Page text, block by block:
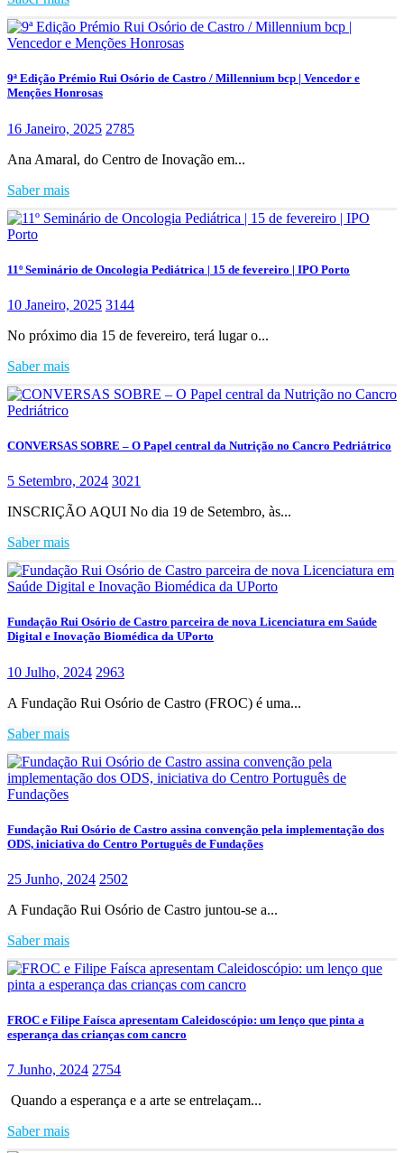
9ª Edição Prémio Rui Osório de Castro / Millennium bcp | Vencedor e
Menções Honrosas
16 Janeiro, 2025 2785
Ana Amaral, do Centro de Inovação em...
Saber mais
11º Seminário de Oncologia Pediátrica | 15 de fevereiro | IPO Porto
10 Janeiro, 2025 3144
No próximo dia 15 de fevereiro, terá lugar o...
Saber mais
CONVERSAS SOBRE – O Papel central da Nutrição no Cancro Pedriátrico
5 Setembro, 2024 3021
INSCRIÇÃO AQUI No dia 19 de Setembro, às...
Saber mais
Fundação Rui Osório de Castro parceira de nova Licenciatura em Saúde
Digital e Inovação Biomédica da UPorto
10 Julho, 2024 2963
A Fundação Rui Osório de Castro (FROC) é uma...
Saber mais
Fundação Rui Osório de Castro assina convenção pela implementação dos
ODS, iniciativa do Centro Português de Fundações
25 Junho, 2024 2502
A Fundação Rui Osório de Castro juntou-se a...
Saber mais
FROC e Filipe Faísca apresentam Caleidoscópio: um lenço que pinta a
esperança das crianças com cancro
7 Junho, 2024 2754
Quando a esperança e a arte se entrelaçam...
Saber mais